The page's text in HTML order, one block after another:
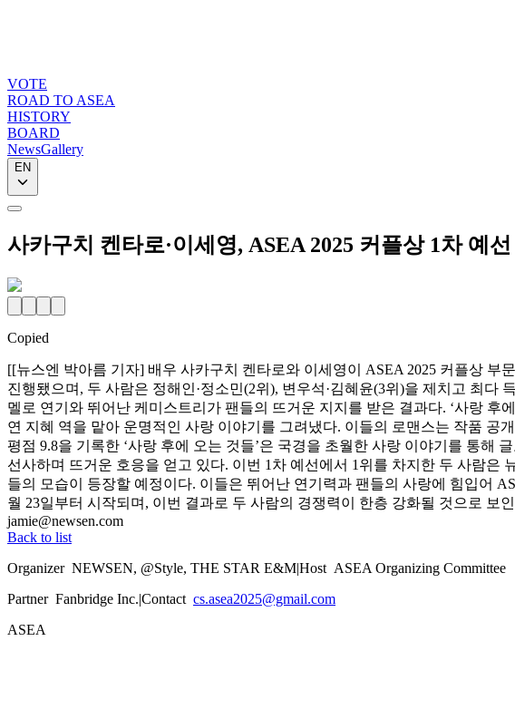
VOTE
ROAD TO ASEA
HISTORY
BOARD
NewsGallery
EN
사카구치 켄타로·이세영, ASEA 2025 커플상 1차 예
Copied
[[뉴스엔 박아름 기자] 배우 사카구치 켄타로와 이세영이 ASEA 2025 커플상 부
진행됐으며, 두 사람은 정해인·정소민(2위), 변우석·김혜윤(3위)을 제치고 최다
멜로 연기와 뛰어난 케미스트리가 팬들의 뜨거운 지지를 받은 결과다. ‘사랑
연 지혜 역을 맡아 운명적인 사랑 이야기를 그려냈다. 이들의 로맨스는 작품 공
평점 9.8을 기록한 ‘사랑 후에 오는 것들’은 국경을 초월한 사랑 이야기를 통해
선사하며 뜨거운 호응을 얻고 있다. 이번 1차 예선에서 1위를 차지한 두 사람은
들의 모습이 등장할 예정이다. 이들은 뛰어난 연기력과 팬들의 사랑에 힘입어
월 23일부터 시작되며, 이번 결과로 두 사람의 경쟁력이 한층 강화될 것으로
jamie@newsen.com
Back to list
Organizer NEWSEN, @Style, THE STAR E&M|Host ASEA Organizing Committee
Partner Fanbridge Inc.|Contact cs.asea2025@gmail.com
ASEA